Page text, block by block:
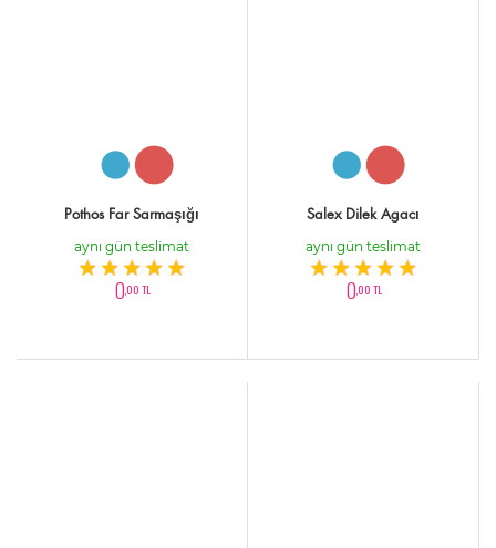
Pothos Far Sarmaşığı
aynı gün teslimat
0,00 TL
Salex Dilek Agacı
aynı gün teslimat
0,00 TL